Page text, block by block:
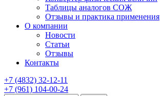
Таблицы аналогов СОЖ
Отзывы и практика применения
О компании
Новости
Статьи
Отзывы
Контакты
+7 (4832) 32-12-11
+7 (961) 104-00-24